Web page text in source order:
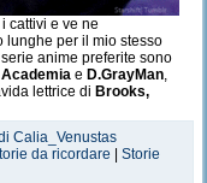
cattivi e ve ne
lunghe per il mio stesso
anime preferite sono
e D.GrayMan,
lettrice di Brooks,
anni con Kingdom
Calia_Venustas
da ricordare
Storie